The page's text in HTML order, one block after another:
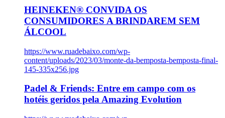
HEINEKEN® CONVIDA OS
CONSUMIDORES A BRINDAREM SEM
ÁLCOOL
https://www.ruadebaixo.com/wp-
content/uploads/2023/03/monte-da-bemposta-bemposta-final-
145-335x256.jpg
Padel & Friends: Entre em campo com os
hotéis geridos pela Amazing Evolution